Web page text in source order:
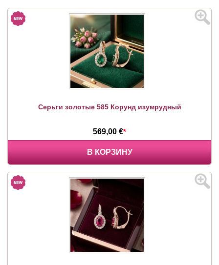
Серьги золотые 585 Корунд изумрудный
569,00 €*
В КОРЗИНУ